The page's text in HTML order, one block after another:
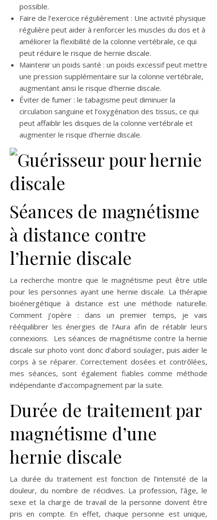
possible.
Faire de l’exercice régulièrement : Une activité physique
régulière peut aider à renforcer les muscles du dos et à
améliorer la flexibilité de la colonne vertébrale, ce qui
peut réduire le risque de hernie discale.
Maintenir un poids santé : un poids excessif peut mettre
une pression supplémentaire sur la colonne vertébrale,
augmentant ainsi le risque d’hernie discale.
Éviter de fumer : le tabagisme peut diminuer la
circulation sanguine et l’oxygénation des tissus, ce qui
peut affaiblir les disques de la colonne vertébrale et
augmenter le risque d’hernie discale.
Séances de magnétisme
à distance contre
l’hernie discale
La recherche montre que le magnétisme peut être utile
pour les personnes ayant une hernie discale. La thérapie
bioénergétique à distance est une méthode naturelle.
Comment j’opère : dans un premier temps, je vais
rééquilibrer les énergies de l’Aura afin de rétablir leurs
connexions. Les séances de magnétisme contre la hernie
discale sur photo vont donc d’abord soulager, puis aider le
corps à se réparer. Correctement dosées et contrôlées,
mes séances, sont également fiables comme méthode
indépendante d’accompagnement par la suite.
Durée de traitement par
magnétisme d’une
hernie discale
La durée du traitement est fonction de l’intensité de la
douleur, du nombre de récidives. La profession, l’âge, le
sexe et la charge de travail de la personne doivent être
pris en compte. En effet, chaque personne est unique,